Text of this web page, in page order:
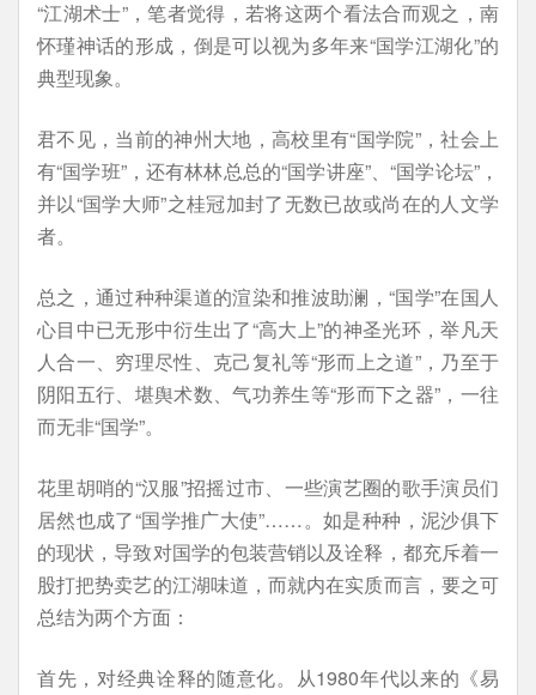
“江湖术士”，笔者觉得，若将这两个看法合而观之，南
怀瑾神话的形成，倒是可以视为多年来“国学江湖化”的
典型现象。
君不见，当前的神州大地，高校里有“国学院”，社会上
有“国学班”，还有林林总总的“国学讲座”、“国学论坛”，
并以“国学大师”之桂冠加封了无数已故或尚在的人文学
者。
总之，通过种种渠道的渲染和推波助澜，“国学”在国人
心目中已无形中衍生出了“高大上”的神圣光环，举凡天
人合一、穷理尽性、克己复礼等“形而上之道”，乃至于
阴阳五行、堪舆术数、气功养生等“形而下之器”，一往
而无非“国学”。
花里胡哨的“汉服”招摇过市、一些演艺圈的歌手演员们
居然也成了“国学推广大使”……。如是种种，泥沙俱下
的现状，导致对国学的包装营销以及诠释，都充斥着一
股打把势卖艺的江湖味道，而就内在实质而言，要之可
总结为两个方面：
首先，对经典诠释的随意化。从1980年代以来的《易